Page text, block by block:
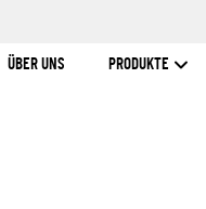
ÜBER UNS PRODUKTE